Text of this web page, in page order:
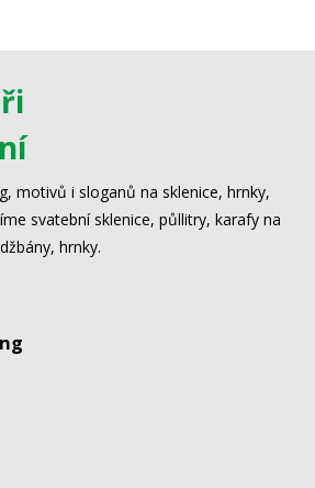
motivů i sloganů na sklenice, hrnky,
svatební sklenice, půllitry, karafy na
hrnky.